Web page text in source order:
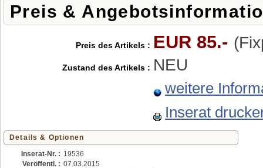
Preis &
Preis des Artikels : EUR 85.-
Zustand des Artikels : NEU
weitere
Inserat
Details & Optionen
Inserat-Nr. : 19536
Veröffentl. : 07.03.2015